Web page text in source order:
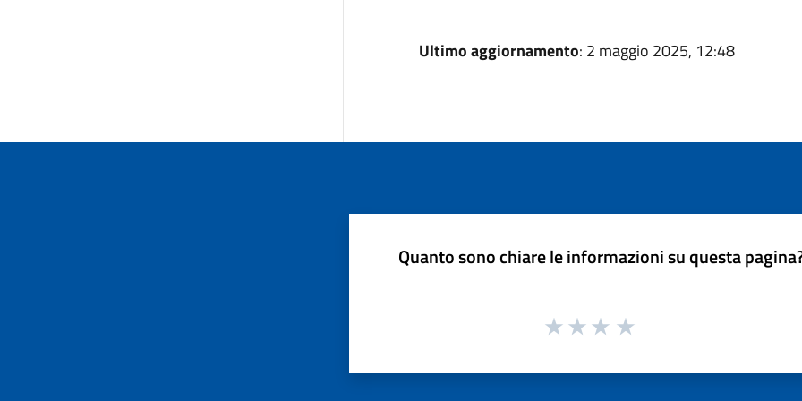
Ultimo aggiornamento: 2 maggio 2025, 12:48
Quanto sono chiare le informazioni su questa